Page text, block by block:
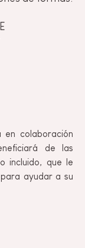
en colaboración
de las
incluido, que le
ayudar a su